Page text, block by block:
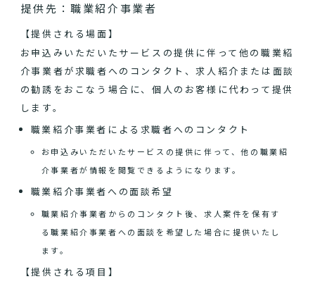
提供先：職業紹介事業者
【提供される場面】
お申込みいただいたサービスの提供に伴って他の職業紹
介事業者が求職者へのコンタクト、求人紹介または面談
の勧誘をおこなう場合に、個人のお客様に代わって提供
します。
職業紹介事業者による求職者へのコンタクト
お申込みいただいたサービスの提供に伴って、他の職業紹
介事業者が情報を閲覧できるようになります。
職業紹介事業者への面談希望
職業紹介事業者からのコンタクト後、求人案件を保有す
る職業紹介事業者への面談を希望した場合に提供いたし
ます。
【提供される項目】